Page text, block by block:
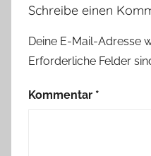
Schreibe einen
Deine E-Mail-Adresse
Erforderliche Felder
Kommentar *